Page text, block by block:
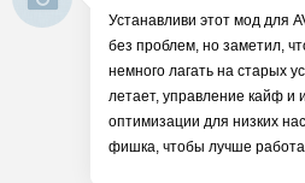
Устанавливи этот мод для
без проблем, но заметил,
немного лагать на старых
летает, управление кайф и
оптимизации для низких
фишка, чтобы лучше